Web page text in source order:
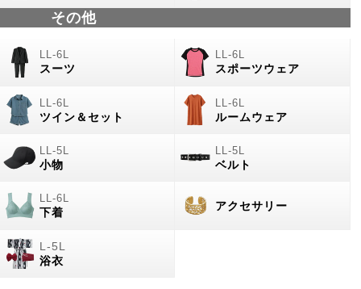
その他
スーツ スポーツウェア
ツイン＆セット ルームウェア
小物 ベルト
下着
アクセサリー
浴衣